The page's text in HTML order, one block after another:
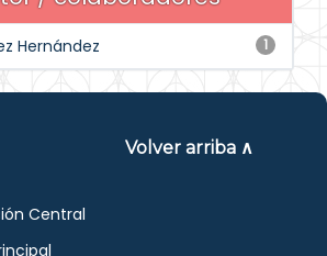
1
Hernández
Volver arriba ∧
Central